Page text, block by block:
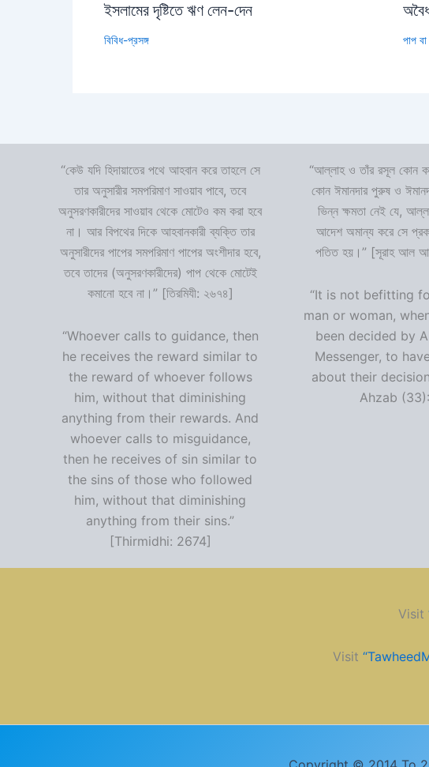
ইসলামের দৃষ্টিতে ঋণ লেন-দেন
বিবিধ-প্রসঙ্গ পাপ
“কেউ যদি হিদায়াতের পথে আহবান করে তাহলে সে
তার অনুসারীর সমপরিমাণ সাওয়াব পাবে, তবে
অনুসরণকারীদের সাওয়াব থেকে মোটেও কম করা হবে
না। আর বিপথের দিকে আহবানকারী ব্যক্তি তার
অনুসারীদের পাপের সমপরিমাণ পাপের অংশীদার হবে,
তবে তাদের (অনুসরণকারীদের) পাপ থেকে মোটেই
কমানো হবে না।” [তিরমিযী: ২৬৭৪]
“Whoever calls to guidance, then
he receives the reward similar to
the reward of whoever follows
him, without that diminishing
anything from their rewards. And
whoever calls to misguidance,
then he receives of sin similar to
the sins of those who followed
him, without that diminishing
anything from their sins.”
[Thirmidhi: 2674]
“আল্লাহ ও তাঁর রসূল কোন
কোন ঈমানদার পুরুষ ও
ভিন্ন ক্ষমতা নেই যে,
আদেশ অমান্য করে সে
পতিত হয়।” [সূরাহ আল
“It is not befitting
man or woman,
been decided by
Messenger, to
about their
Ahzab
Visit
Visit